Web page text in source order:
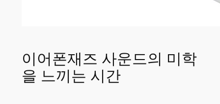
이어폰재즈 사운드의 미학
을 느끼는 시간